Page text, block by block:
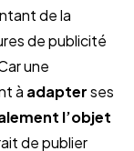
de la
de publicité
une
à adapterses
l’objet
de publier